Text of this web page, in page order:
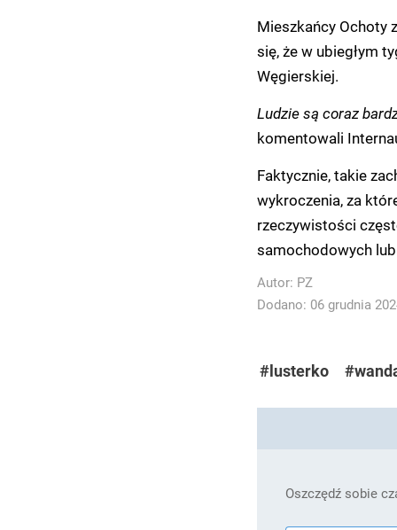
Mieszkańcy Ochoty
się, że w ubiegłym
Węgierskiej.
Ludzie są coraz
komentowali
Faktycznie, takie
wykroczenia, za
rzeczywistości
samochodowych
Autor: PZ
Dodano: 06 grudnia
#lusterko
Oszczędź sobie